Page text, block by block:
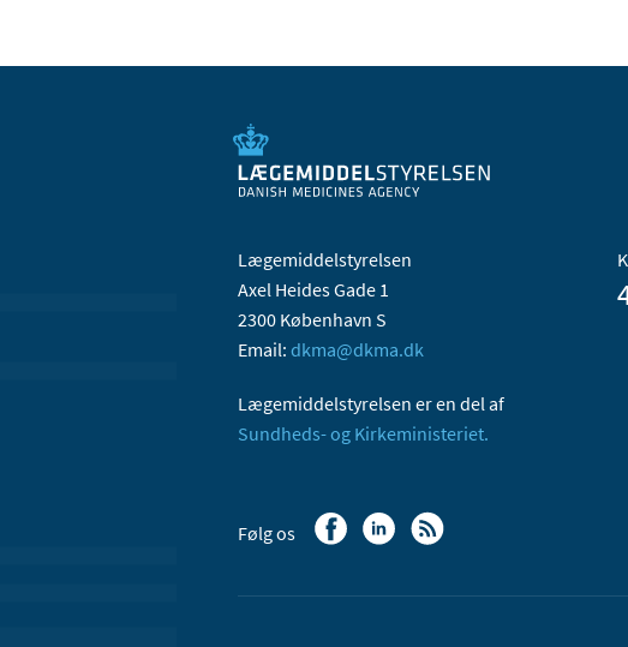
Lægemiddelstyrelsen
Axel Heides Gade 1
2300 København S
Email: dkma@dkma.dk
Lægemiddelstyrelsen er en del af
Sundheds- og Kirkeministeriet.
Følg os